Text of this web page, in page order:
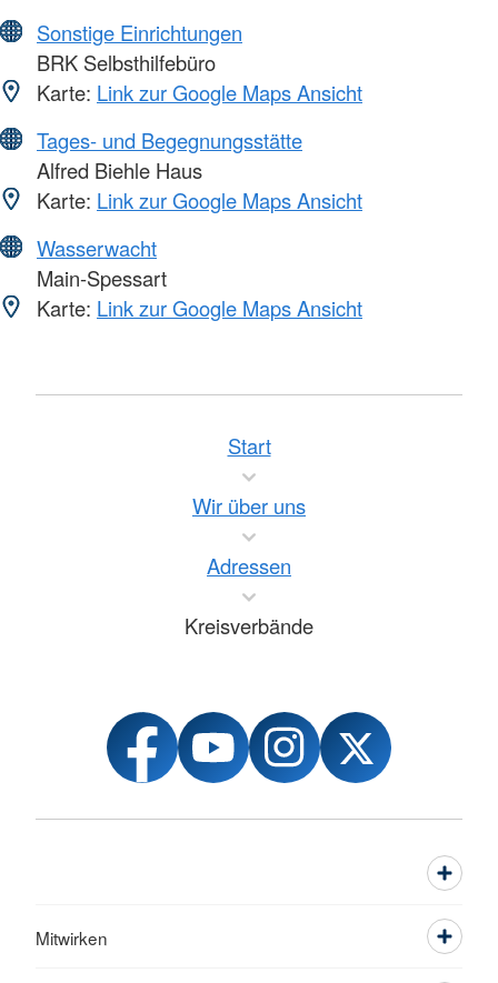
Sonstige Einrichtungen
BRK Selbsthilfebüro
Karte: Link zur Google Maps Ansicht
Tages- und Begegnungsstätte
Alfred Biehle Haus
Karte: Link zur Google Maps Ansicht
Wasserwacht
Main-Spessart
Karte: Link zur Google Maps Ansicht
Start
Wir über uns
Adressen
Kreisverbände
Mitwirken